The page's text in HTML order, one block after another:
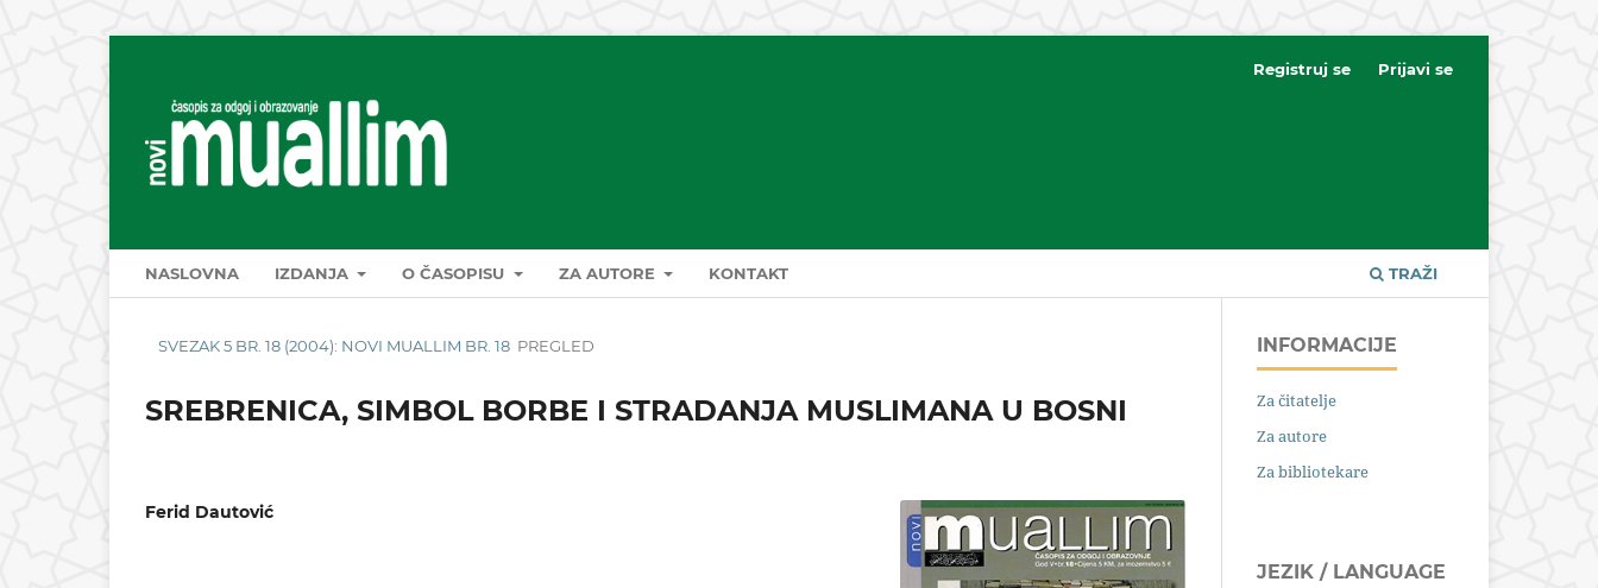
NASLOVNA IZDANJA O ČASOPISU ZA AUTORE KONTAKT TRAŽI
Registruj se Prijavi se
SVEZAK 5 BR. 18 (2004): NOVI MUALLIM BR. 18 PREGLED
SREBRENICA, SIMBOL BORBE I STRADANJA MUSLIMANA U BOSNI
Ferid Dautović
INFORMACIJE
Za čitatelje
Za autore
Za bibliotekare
JEZIK / LANGUAGE